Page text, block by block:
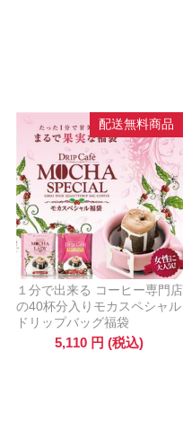
配送無料商品
１分で出来る コーヒー専門店
の40杯分入りモカスペシャル
ドリップバッグ福袋
5,110 円 (税込)